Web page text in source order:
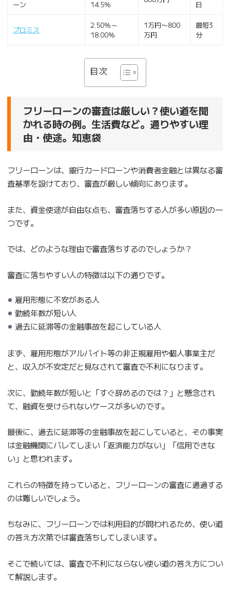
ーン
14.5％
日
プロミス
2.50％～
18.00％
1万円〜800
万円
最短3
分
目次
フリーローンの審査は厳しい？使い道を聞
かれる時の例。生活費など。通りやすい理
由・使途。知恵袋
フリーローンは、銀行カードローンや消費者金融とは異なる審
査基準を設けており、審査が厳しい傾向にあります。
また、資金使途が自由な点も、審査落ちする人が多い原因の一
つです。
では、どのような理由で審査落ちするのでしょうか？
審査に落ちやすい人の特徴は以下の通りです。
雇用形態に不安がある人
勤続年数が短い人
過去に延滞等の金融事故を起こしている人
まず、雇用形態がアルバイト等の非正規雇用や個人事業主だ
と、収入が不安定だと見なされて審査で不利になります。
次に、勤続年数が短いと「すぐ辞めるのでは？」と懸念され
て、融資を受けられないケースが多いのです。
最後に、過去に延滞等の金融事故を起こしていると、その事実
は金融機関にバレてしまい「返済能力がない」「信用できな
い」と思われます。
これらの特徴を持っていると、フリーローンの審査に通過する
のは難しいでしょう。
ちなみに、フリーローンでは利用目的が問われるため、使い道
の答え方次第では審査落ちしてしまいます。
そこで続いては、審査で不利にならない使い道の答え方につい
て解説します。